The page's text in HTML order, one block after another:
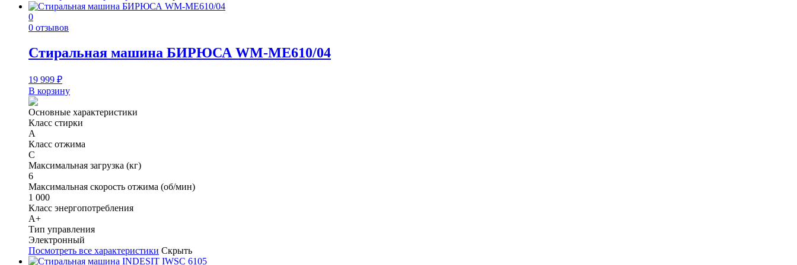
0
0 отзывов
Стиральная машина БИРЮСА WM-ME610/04
19 999 ₽
В корзину
Основные характеристики
Класс стирки
A
Класс отжима
C
Максимальная загрузка (кг)
6
Максимальная скорость отжима (об/мин)
1 000
Класс энергопотребления
A+
Тип управления
Электронный
Посмотреть все характеристики Скрыть